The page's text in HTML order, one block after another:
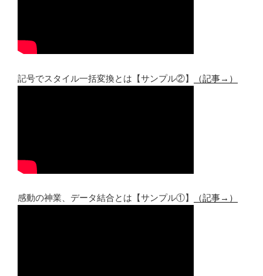
記号でスタイル一括変換とは【サンプル②】 （記事→）
感動の神業、データ結合とは【サンプル①】 （記事→）